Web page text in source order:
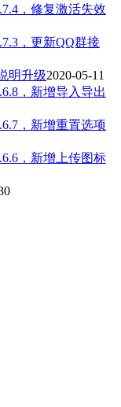
，修复激活失效
，更新QQ群接
明升级2020-05-11
，新增导入导出
，新增重置选项
，新增上传图标